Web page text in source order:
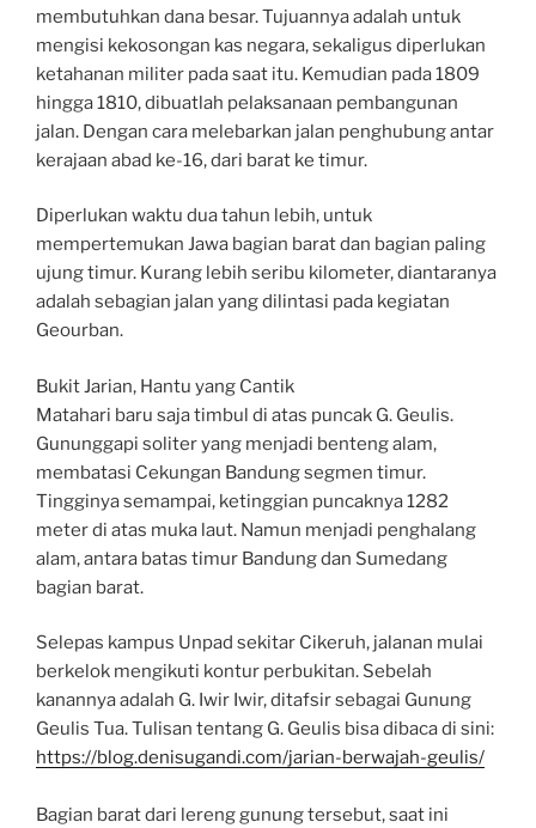
membutuhkan dana besar. Tujuannya adalah untuk
mengisi kekosongan kas negara, sekaligus diperlukan
ketahanan militer pada saat itu. Kemudian pada 1809
hingga 1810, dibuatlah pelaksanaan pembangunan
jalan. Dengan cara melebarkan jalan penghubung antar
kerajaan abad ke-16, dari barat ke timur.
Diperlukan waktu dua tahun lebih, untuk
mempertemukan Jawa bagian barat dan bagian paling
ujung timur. Kurang lebih seribu kilometer, diantaranya
adalah sebagian jalan yang dilintasi pada kegiatan
Geourban.
Bukit Jarian, Hantu yang Cantik
Matahari baru saja timbul di atas puncak G. Geulis.
Gununggapi soliter yang menjadi benteng alam,
membatasi Cekungan Bandung segmen timur.
Tingginya semampai, ketinggian puncaknya 1282
meter di atas muka laut. Namun menjadi penghalang
alam, antara batas timur Bandung dan Sumedang
bagian barat.
Selepas kampus Unpad sekitar Cikeruh, jalanan mulai
berkelok mengikuti kontur perbukitan. Sebelah
kanannya adalah G. Iwir Iwir, ditafsir sebagai Gunung
Geulis Tua. Tulisan tentang G. Geulis bisa dibaca di sini:
https://blog.denisugandi.com/jarian-berwajah-geulis/
Bagian barat dari lereng gunung tersebut, saat ini